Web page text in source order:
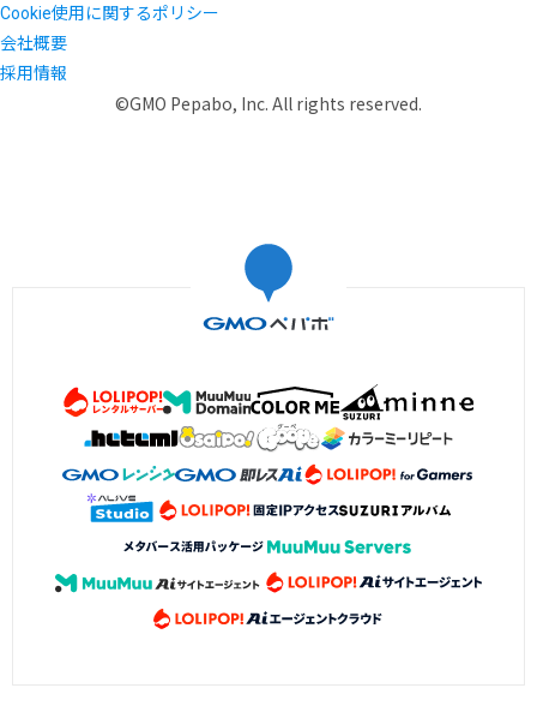
Cookie使用に関するポリシー
会社概要
採用情報
©GMO Pepabo, Inc. All rights reserved.